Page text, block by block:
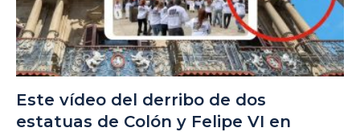
Este vídeo del derribo de dos
estatuas de Colón y Felipe VI en